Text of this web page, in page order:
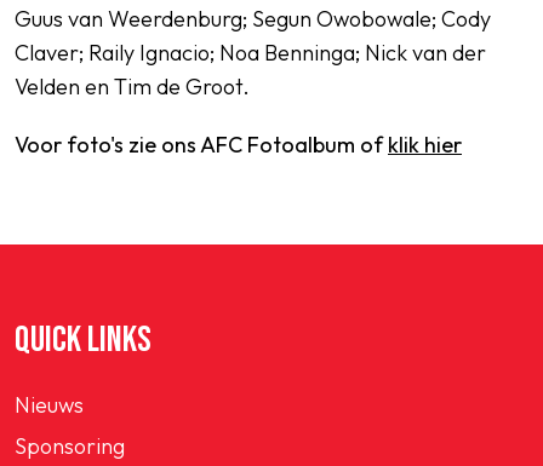
Guus van Weerdenburg; Segun Owobowale; Cody
Claver; Raily Ignacio; Noa Benninga; Nick van der
Velden en Tim de Groot.
Voor foto's zie ons AFC Fotoalbum ofklik hier
QUICK LINKS
Nieuws
Sponsoring